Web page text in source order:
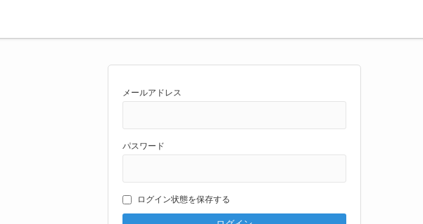
メールアドレス
パスワード
ログイン状態を保存する